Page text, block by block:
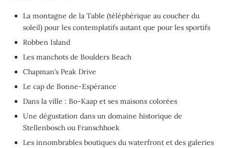
La montagne de la Table (téléphérique au coucher du
soleil) pour les contemplatifs autant que pour les sportifs
Robben Island
Les manchots de Boulders Beach
Chapman’s Peak Drive
Le cap de Bonne-Espérance
Dans la ville : Bo-Kaap et ses maisons colorées
Une dégustation dans un domaine historique de
Stellenbosch ou Franschhoek
Les innombrables boutiques du waterfront et des galeries